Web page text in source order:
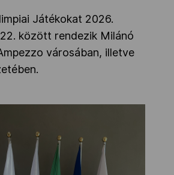
Játékokat 2026.
között rendezik Milánó
városában, illetve